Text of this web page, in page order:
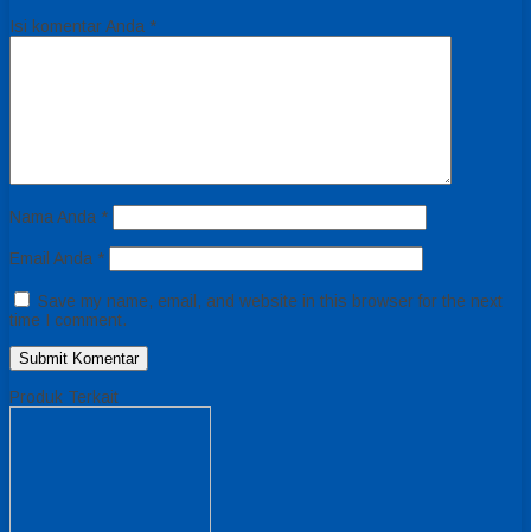
Isi komentar Anda *
Nama Anda *
Email Anda *
Save my name, email, and website in this browser for the next
time I comment.
Produk Terkait